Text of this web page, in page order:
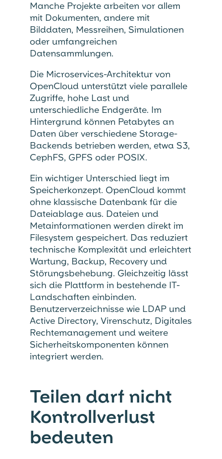
Manche Projekte arbeiten vor allem
mit Dokumenten, andere mit
Bilddaten, Messreihen, Simulationen
oder umfangreichen
Datensammlungen.
Die Microservices-Architektur von
OpenCloud unterstützt viele parallele
Zugriffe, hohe Last und
unterschiedliche Endgeräte. Im
Hintergrund können Petabytes an
Daten über verschiedene Storage-
Backends betrieben werden, etwa S3,
CephFS, GPFS oder POSIX.
Ein wichtiger Unterschied liegt im
Speicherkonzept. OpenCloud kommt
ohne klassische Datenbank für die
Dateiablage aus. Dateien und
Metainformationen werden direkt im
Filesystem gespeichert. Das reduziert
technische Komplexität und erleichtert
Wartung, Backup, Recovery und
Störungsbehebung. Gleichzeitig lässt
sich die Plattform in bestehende IT-
Landschaften einbinden.
Benutzerverzeichnisse wie LDAP und
Active Directory, Virenschutz, Digitales
Rechtemanagement und weitere
Sicherheitskomponenten können
integriert werden.
Teilen darf nicht
Kontrollverlust
bedeuten